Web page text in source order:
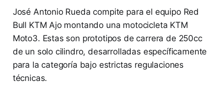
José Antonio Rueda compite para el equipo Red
Bull KTM Ajo montando una motocicleta KTM
Moto3. Estas son prototipos de carrera de 250cc
de un solo cilindro, desarrolladas específicamente
para la categoría bajo estrictas regulaciones
técnicas.